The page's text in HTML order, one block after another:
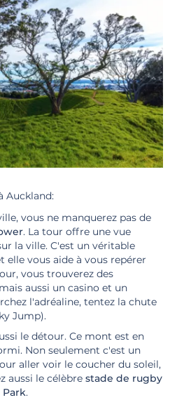
Auckland:
vous ne manquerez pas de
. La tour offre une vue
la ville. C'est un véritable
elle vous aide à vous repérer
vous trouverez des
aussi un casino et un
l'adréaline, tentez la chute
Jump).
le détour. Ce mont est en
Non seulement c'est un
aller voir le coucher du soleil,
aussi le célèbre stade de rugby
Park.